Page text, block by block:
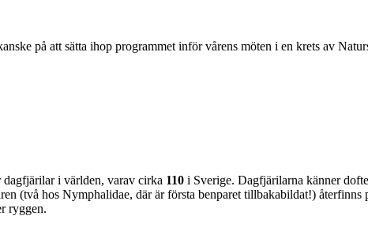
på att sätta ihop programmet inför vårens möten i en krets av
dagfjärilar i världen, varav cirka 110 i Sverige. Dagfjärilarna känner
(två hos Nymphalidae, där är första benparet tillbakabildat!) återfinns
ryggen.